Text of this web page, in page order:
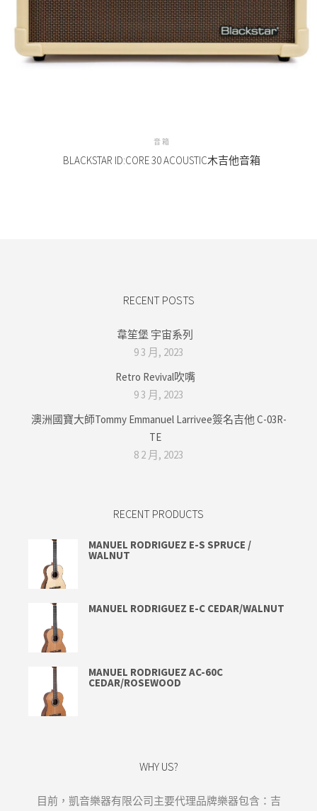
音箱
BLACKSTAR ID:CORE 30 ACOUSTIC木吉他音箱
RECENT POSTS
韋笙堡 宇宙系列
9 3 月, 2023
Retro Revival吹嘴
9 3 月, 2023
澳洲國寶大師Tommy Emmanuel Larrivee簽名吉他 C-03R-
TE
8 2 月, 2023
RECENT PRODUCTS
MANUEL RODRIGUEZ E-S SPRUCE /
WALNUT
MANUEL RODRIGUEZ E-C CEDAR/WALNUT
MANUEL RODRIGUEZ AC-60C
CEDAR/ROSEWOOD
WHY US?
目前，凱音樂器有限公司主要代理品牌樂器包含：吉